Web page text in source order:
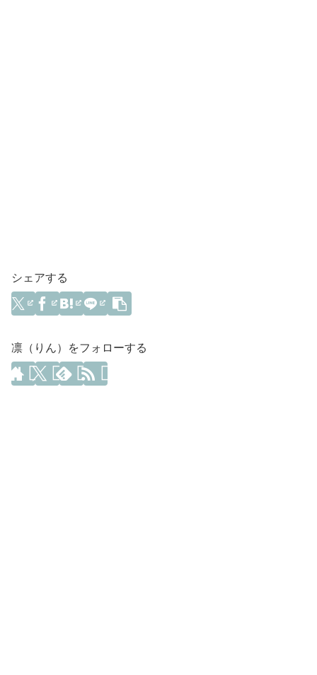
シェアする
凛（りん）をフォローする